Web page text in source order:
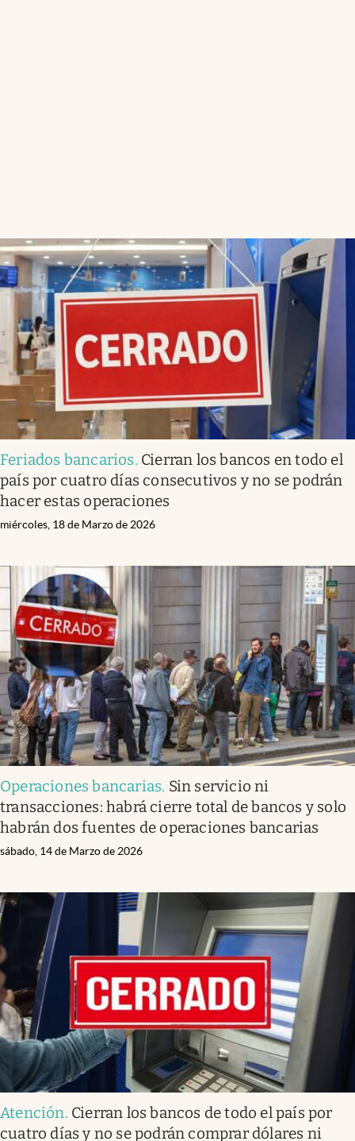
Feriados bancarios. Cierran los bancos en todo el
país por cuatro días consecutivos y no se podrán
hacer estas operaciones
miércoles, 18 de Marzo de 2026
Operaciones bancarias. Sin servicio ni
transacciones: habrá cierre total de bancos y solo
habrán dos fuentes de operaciones bancarias
sábado, 14 de Marzo de 2026
Atención. Cierran los bancos de todo el país por
cuatro días y no se podrán comprar dólares ni